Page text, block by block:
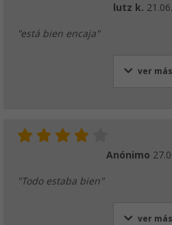
lutz k.
"está bien encaja"
ver más
Anónimo
"Todo estaba bien"
ver más